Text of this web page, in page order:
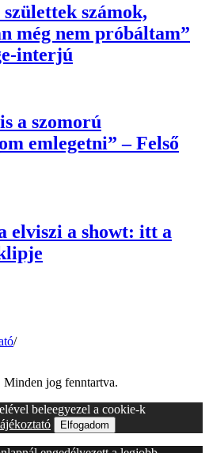
számok,
még nem próbáltam”
interjú
a szomorú
emlegetni” – Felső
elviszi a showt: itt a
/
jog fenntartva.
beleegyezel a cookie-k
Elfogadom